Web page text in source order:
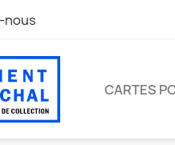
CARTES